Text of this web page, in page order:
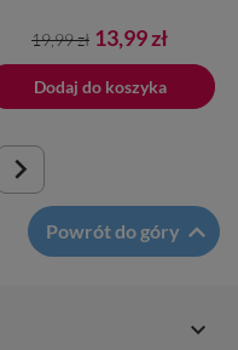
Cena
podstawowa
19,99 zł Cena
13,99 zł
Dodaj do koszyka

Powrót do góry 
